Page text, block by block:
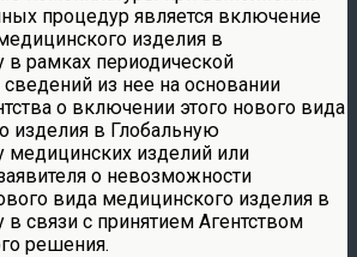
процедур является включение
изделия в
в рамках периодической
сведений из нее на основании
о включении этого нового вида
изделия в Глобальную
медицинских изделий или
о невозможности
вида медицинского изделия в
в связи с принятием Агентством
решения.